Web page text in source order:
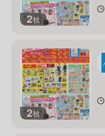
2枚
2枚